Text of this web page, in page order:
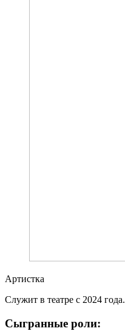
Артистка
Служит в театре с 2024 года.
Сыгранные роли: